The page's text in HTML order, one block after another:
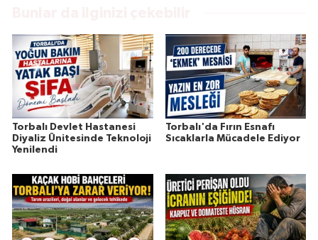
Torbalı Devlet Hastanesi
Diyaliz Ünitesinde Teknoloji
Yenilendi
Torbalı'da Fırın Esnafı
Sıcaklarla Mücadele Ediyor